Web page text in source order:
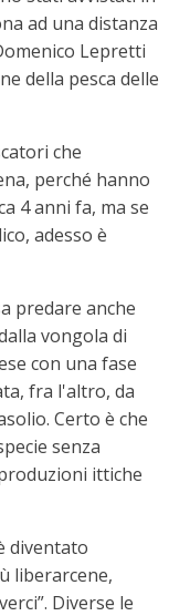
ad una distanza
Lepretti
della pesca delle
che
perché hanno
4 anni fa, ma se
adesso è
predare anche
vongola di
con una fase
fra l'altro, da
Certo è che
senza
ittiche
diventato
liberarcene,
Diverse le